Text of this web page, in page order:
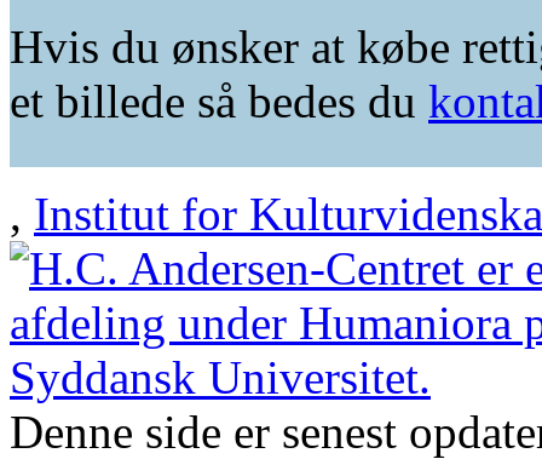
Hvis du ønsker at købe
et billede så bedes du
, Institut for
Denne side er senest